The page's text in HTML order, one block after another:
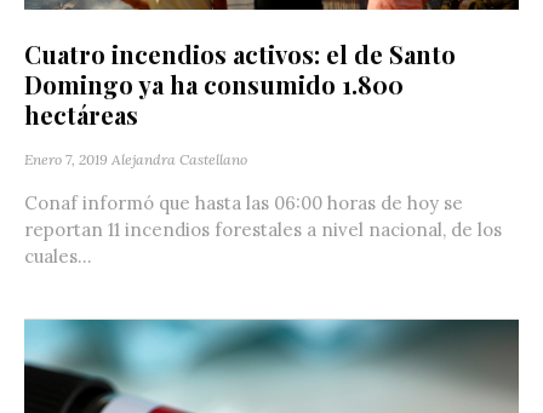
Cuatro incendios activos: el de Santo
Domingo ya ha consumido 1.800
hectáreas
Enero 7, 2019 Alejandra Castellano
Conaf informó que hasta las 06:00 horas de hoy se
reportan 11 incendios forestales a nivel nacional, de los
cuales...